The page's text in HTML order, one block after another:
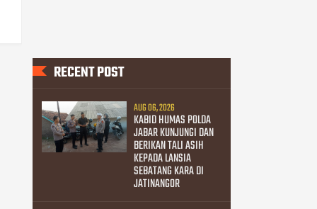
RECENT POST
AUG 06, 2026
KABID HUMAS POLDA
JABAR KUNJUNGI DAN
BERIKAN TALI ASIH
KEPADA LANSIA
SEBATANG KARA DI
JATINANGOR